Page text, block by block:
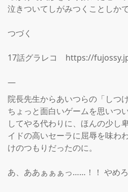
泣きついてしがみつくことしか
つづく
17話グラレコ　https://
—
院長先生からあいつらの「しつ
ちょっと面白いゲームを思いつ
してやる代わりに、ほんの少し
イドの高いセーラに屈辱を味わ
けのつもりだったのに。
あ、ああぁぁぁっ……！！ やめ